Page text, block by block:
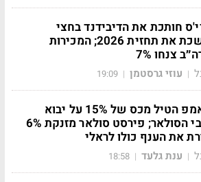
חותכת את הדיבידנד בחצי
ומושכת את תחזית 2026; המכירות
צנחו 7%
| עוזי גרסטמן |
19:09
טראמפ הטיל מכס של 15% על יבוא
רכיבי הסולאר; פירסט סולאר מזנקת 6%
את הענף כולו לראלי
| ענת גלעד |
18:58